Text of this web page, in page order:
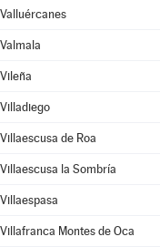
Valluércanes
Valmala
Vileña
Villadiego
Villaescusa de Roa
Villaescusa la Sombría
Villaespasa
Villafranca Montes de Oca